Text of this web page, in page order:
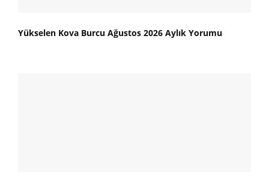
Yükselen Kova Burcu Ağustos 2026 Aylık Yorumu